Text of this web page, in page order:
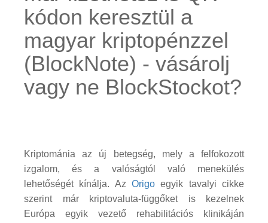
kódon keresztül a
magyar kriptopénzzel
(BlockNote) - vásárolj
vagy ne BlockStockot?
Kriptománia az új betegség, mely a felfokozott
izgalom, és a valóságtól való menekülés
lehetőségét kínálja. Az Origo egyik tavalyi cikke
szerint már kriptovaluta-függőket is kezelnek
Európa egyik vezető rehabilitációs klinikáján